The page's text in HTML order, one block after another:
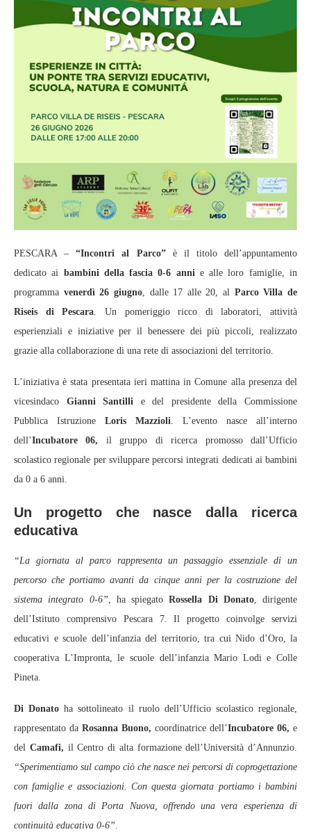
PESCARA –“Incontri al Parco”è il titolo dell’appuntamento
dedicato ai bambini della fascia 0-6 anni e alle loro famiglie, in
programma venerdì 26 giugno, dalle 17 alle 20, al Parco Villa de
Riseis di Pescara . Un pomeriggio ricco di laboratori, attività
esperienziali e iniziative per il benessere dei più piccoli, realizzato
grazie alla collaborazione di una rete di associazioni del territorio.
L’iniziativa è stata presentata ieri mattina in Comune alla presenza del
vicesindaco Gianni Santilli e del presidente della Commissione
Pubblica Istruzione Loris Mazzioli . L’evento nasce all’interno
dell’Incubatore 06, il gruppo di ricerca promosso dall’Ufficio
scolastico regionale per sviluppare percorsi integrati dedicati ai bambini
da 0 a 6 anni.
Un progetto che nasce dalla ricerca
educativa
“La giornata al parco rappresenta un passaggio essenziale di un
percorso che portiamo avanti da cinque anni per la costruzione del
sistema integrato 0-6” , ha spiegatoRossella Di Donato, dirigente
dell’Istituto comprensivo Pescara 7. Il progetto coinvolge servizi
educativi e scuole dell’infanzia del territorio, tra cui Nido d’Oro, la
cooperativa L’Impronta, le scuole dell’infanzia Mario Lodi e Colle
Pineta.
Di Donato ha sottolineato il ruolo dell’Ufficio scolastico regionale,
rappresentato da Rosanna Buono, coordinatrice dell’Incubatore 06, e
del Camafi, il Centro di alta formazione dell’Università d’Annunzio.
“Sperimentiamo sul campo ciò che nasce nei percorsi di coprogettazione
con famiglie e associazioni. Con questa giornata portiamo i bambini
fuori dalla zona di Porta Nuova, offrendo una vera esperienza di
continuità educativa 0-6”